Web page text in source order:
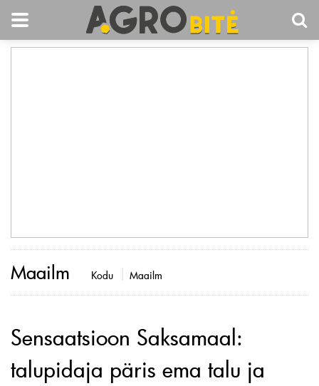
Maailm Kodu Maailm
Sensaatsioon Saksamaal:
talupidaja päris ema talu ja